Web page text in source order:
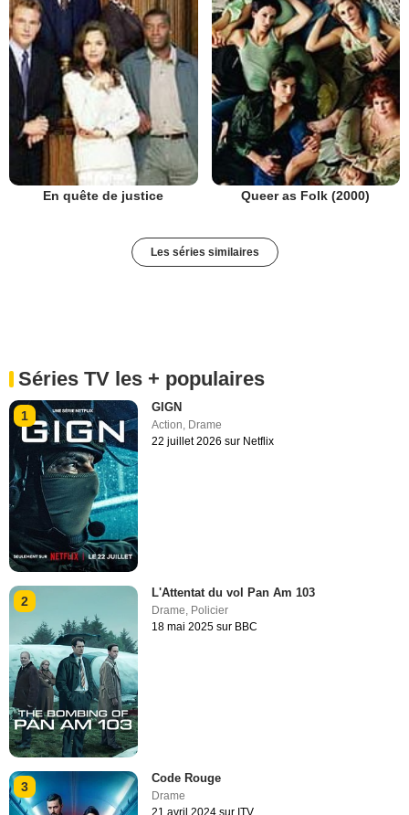
En quête de justice Queer as Folk (2000)
Les séries similaires
Séries TV les + populaires
1
GIGN
Action Drame
22 juillet 2026 sur Netflix
2
L'Attentat du vol Pan Am 103
Drame, Policier
18 mai 2025 sur BBC
3
Code Rouge
Drame